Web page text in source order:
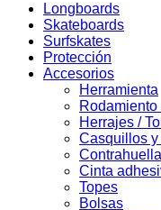
Longboards
Skateboards
Surfskates
Protección
Accesorios
Herramienta
Herrajes /
Casquillos
Cinta
Topes
Bolsas